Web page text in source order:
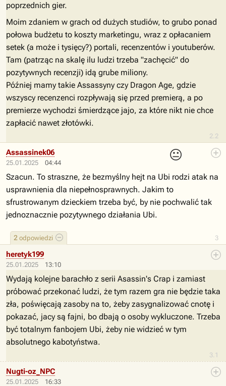
2.2
poprzednich gier.
Moim zdaniem w grach od dużych studiów, to grubo ponad
połowa budżetu to koszty marketingu, wraz z opłacaniem
setek (a może i tysięcy?) portali, recenzentów i youtuberów.
Tam (patrząc na skalę ilu ludzi trzeba "zachęcić" do
pozytywnych recenzji) idą grube miliony.
Później mamy takie Assassyny czy Dragon Age, gdzie
wszyscy recenzenci rozpływają się przed premierą, a po
premierze wychodzi śmierdzące jajo, za które nikt nie chce
zapłacić nawet złotówki.
25.01.2025 04:44
😐
3
2 odpowiedzi
Assassinek06
Szacun. To straszne, że bezmyślny hejt na Ubi rodzi atak na
usprawnienia dla niepełnosprawnych. Jakim to
sfrustrowanym dzieckiem trzeba być, by nie pochwalić tak
jednoznacznie pozytywnego działania Ubi.
25.01.2025 13:10
3.1
heretyk199
Wydają kolejne barachło z serii Asassin's Crap i zamiast
próbować przekonać ludzi, że tym razem gra nie będzie taka
zła, poświęcają zasoby na to, żeby zasygnalizować cnotę i
pokazać, jacy są fajni, bo dbają o osoby wykluczone. Trzeba
być totalnym fanbojem Ubi, żeby nie widzieć w tym
absolutnego kabotyństwa.
25.01.2025 16:33
Nugti-oz_NPC